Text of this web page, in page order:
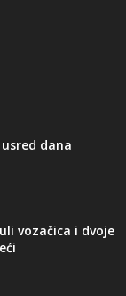
dana
vozačica i dvoje